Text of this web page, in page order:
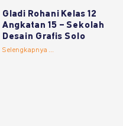
Gladi Rohani Kelas 12
Angkatan 15 – Sekolah
Desain Grafis Solo
Selengkapnya ...